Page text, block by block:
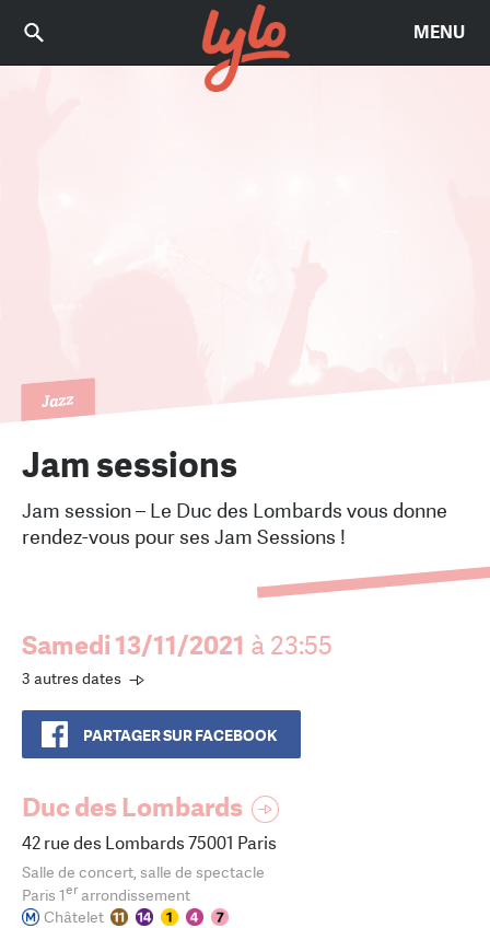
MENU
Jazz
Jam sessions
Jam session – Le Duc des Lombards vous donne
rendez-vous pour ses Jam Sessions !
Samedi 13/11/2021 à 23:55
3 autres dates
PARTAGER SUR FACEBOOK
Duc des Lombards
42 rue des Lombards 75001 Paris
Salle de concert, salle de spectacle
Paris 1erarrondissement
Châtelet